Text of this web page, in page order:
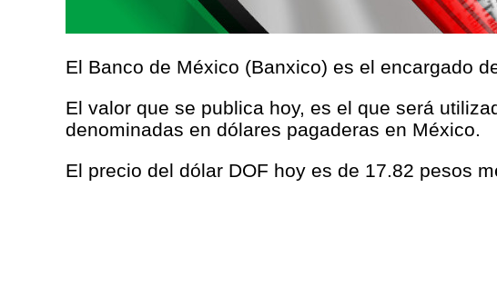
El Banco de México (Banxico) es el encargado
El valor que se publica hoy, es el que será
denominadas en dólares pagaderas en México.
El precio del dólar DOF hoy es de 17.82 pesos